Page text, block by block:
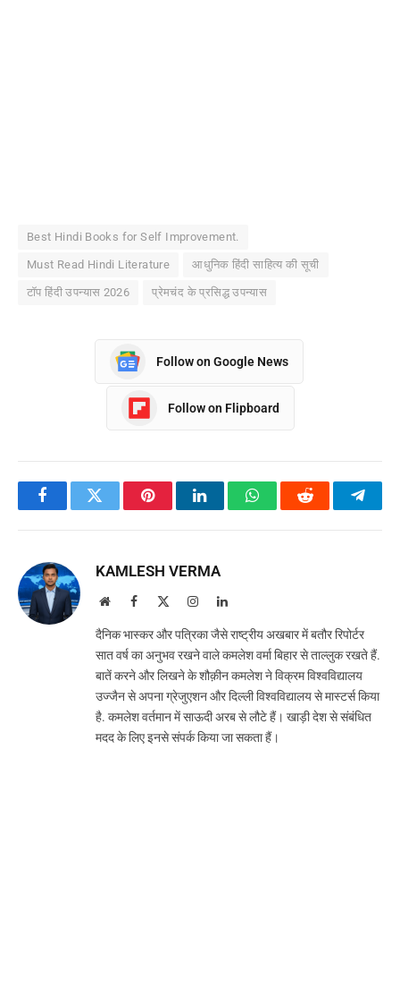
Best Hindi Books for Self Improvement.
Must Read Hindi Literature आधुनिक हिंदी साहित्य की सूची
टॉप हिंदी उपन्यास 2026 प्रेमचंद के प्रसिद्ध उपन्यास
Follow on Google News
Follow on Flipboard
FacebookTwitter PinterestLinkedInWhatsAppReddit
KAMLESH VERMA
WebsiteFacebook InstagramLinkedIn
दैनिक भास्कर और पत्रिका जैसे राष्ट्रीय अखबार में बतौर रिपोर्टर
सात वर्ष का अनुभव रखने वाले कमलेश वर्मा बिहार से ताल्लुक रखते हैं.
बातें करने और लिखने के शौक़ीन कमलेश ने विक्रम विश्वविद्यालय
उज्जैन से अपना ग्रेजुएशन और दिल्ली विश्वविद्यालय से मास्टर्स किया
है. कमलेश वर्तमान में साऊदी अरब से लौटे हैं। खाड़ी देश से संबंधित
मदद के लिए इनसे संपर्क किया जा सकता हैं।